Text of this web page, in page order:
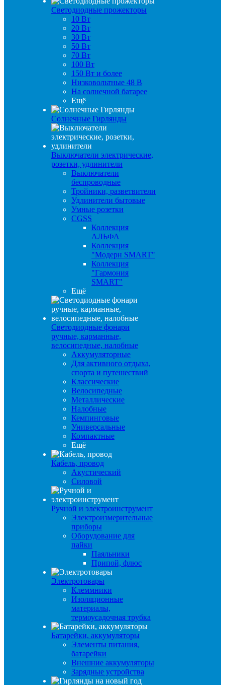
Светодиодные прожекторы
10 Вт
20 Вт
30 Вт
50 Вт
70 Вт
100 Вт
150 Вт и более
Низковольтные 48 В
На солнечной батарее
Ещё
Солнечные Гирлянды
Выключатели электрические,
розетки, удлинители
Выключатели
беспроводные
Тройники, разветвители
Удлинители бытовые
Умные розетки
CGSS
Коллекция
АЛЬФА
Коллекция
"Модерн SMART"
Коллекция
"Гармония
SMART"
Ещё
Светодиодные фонари
ручные, карманные,
велосипедные, налобные
Аккумуляторные
Для активного отдыха,
спорта и путешествий
Классические
Велосипедные
Металлические
Налобные
Кемпинговые
Универсальные
Компактные
Ещё
Кабель, провод
Акустический
Силовой
Ручной и электроинструмент
Электроизмерительные
приборы
Оборудование для
пайки
Паяльники
Припой, флюс
Электротовары
Клеммники
Изоляционные
материалы,
термоусадочная трубка
Батарейки, аккумуляторы
Элементы питания,
батарейки
Внешние аккумуляторы
Зарядные устройства